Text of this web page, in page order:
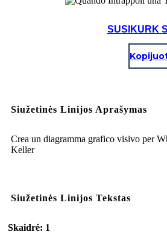
SUSIKURK
Siužetinės Linijos Aprašymas
Crea un diagramma grafico visivo per
Keller
Siužetinės Linijos Tekstas
Skaidrė: 1